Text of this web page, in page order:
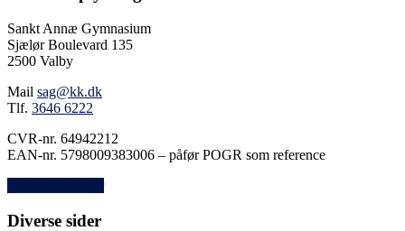
Sankt Annæ Gymnasium
Sjælør Boulevard 135
2500 Valby
Mail sag@kk.dk
Tlf. 3646 6222
CVR-nr. 64942212
EAN-nr. 5798009383006 – påfør POGR som reference
Diverse sider